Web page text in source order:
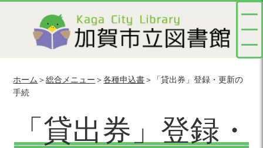
ホーム ＞総合メニュー ＞各種申込書＞「貸出券」登録・更新の
手続
「貸出券」登録・